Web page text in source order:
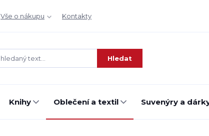
Vše o nákupu Kontakty
Hledat
Knihy Oblečení a textil Suvenýry a